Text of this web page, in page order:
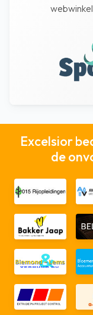
Excelsior
de